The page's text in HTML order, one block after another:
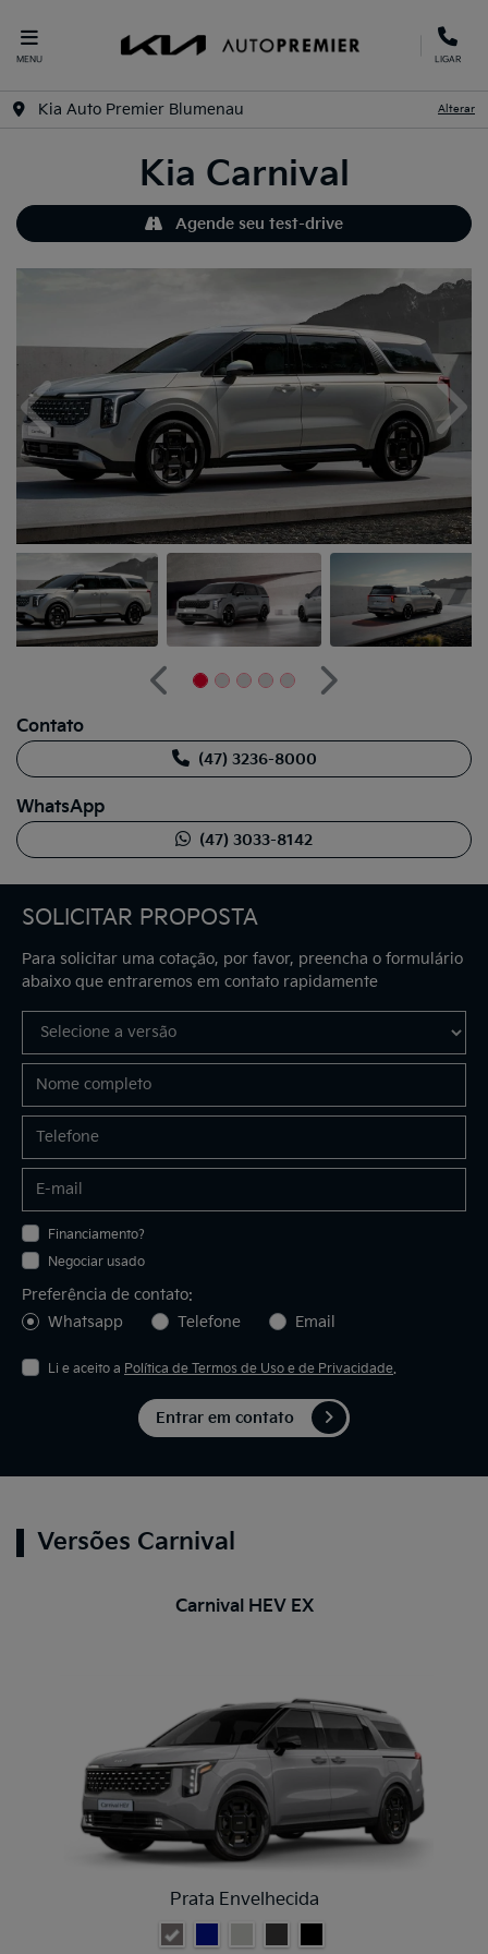
MENU LIGAR
Kia Auto Premier Blumenau Alterar
Kia Carnival
Agende seu test-drive
SOLICITAR PROPOSTA
Para solicitar uma cotação, por favor, preencha o formulário
abaixo que entraremos em contato rapidamente
Financiamento?
Negociar usado
Preferência de contato:
Whatsapp
Telefone Email
Li e aceito a Política de Termos de Uso e de Privacidade.
Entrar em contato
Anterior
Anterior
Próximo
Contato
(47) 3236-8000
WhatsApp
(47) 3033-8142
Versões Carnival
Carnival HEV EX
Prata Envelhecida